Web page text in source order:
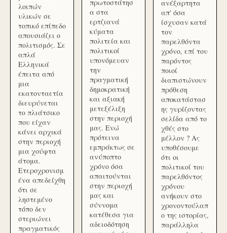
λοιπών
υλικών σε
τοπικό επίπεδο
απουσιάζει ο
πολιτισμός. Σε
απλά
Ελληνικά
έπειτα από
μια
εκατονταετία
διευρύνεται
το πλιάτσικο
που είχαν
κάνει αρχικά
στην περιοχή
μια χούφτα
άτομα.
Ετεροχρονισμ
ένα απεδείχθη
ότι σε
ληστεμένο
τόπο δεν
στεριώνει
πραγματικός
πρωτοστάτησ
α στα
ερτζιανά
κύματα
πολιτεία και
πολιτικοί
υπονόμευαν
την
πραγματική
δημοκρατική
και αξιακή
μετεξέλιξη
στην περιοχή
μας. Ενώ
πρότεινα
εμπράκτως σε
ανύποπτο
χρόνο όσα
απαιτούνται
στην περιοχή
μας και
σύννομα
κατέθεσα για
αδειοδότηση
ανέξαρτητα
απ' όσα
ίσχυσαν κατά
τον
παρελθόντα
χρόνο, επί του
παρόντος
ποιοί
διαπιστώνουν
πρόθεση
αποκατάστασ
ης γυρίζοντας
σελίδα από το
χθές στο
μέλλον ? Ας
υποθέσουμε
ότι οι
πολιτικοί του
παρελθόντος
χρόνου
ανήκουν στο
χρονοντούλαπ
ο της ιστορίας,
παράλληλα